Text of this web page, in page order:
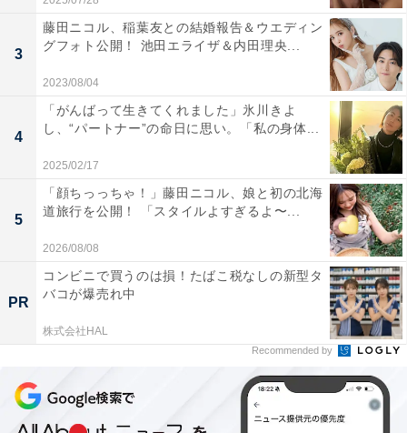
3
藤田ニコル、稲葉友との結婚報告＆ウエディン
グフォト公開！ 池田エライザ＆内田理央...
2023/08/04
4
「がんばって生きてくれました」氷川きよ
し、“パートナー”の命日に思い。「私の身体...
2025/02/17
5
「顔ちっっちゃ！」藤田ニコル、娘と初の北海
道旅行を公開！ 「スタイルよすぎるよ〜...
2026/08/08
PR
コンビニで買うのは損！たばこ税なしの新型タ
バコが爆売れ中
株式会社HAL
Recommended by